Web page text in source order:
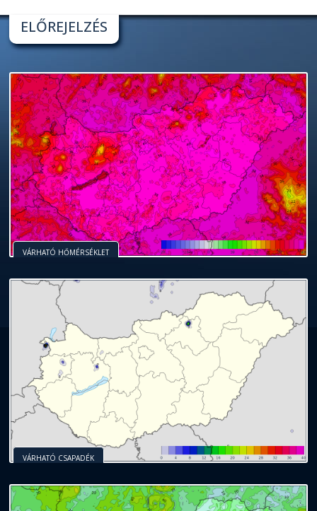
ELŐREJELZÉS
VÁRHATÓ HŐMÉRSÉKLET
VÁRHATÓ CSAPADÉK